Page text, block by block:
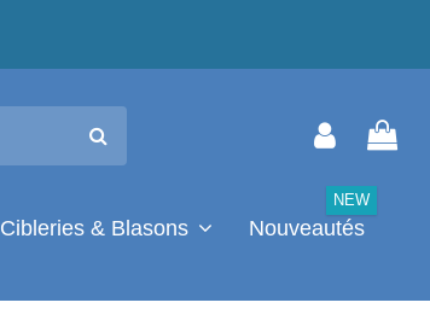
Cibleries & Blasons Nouveautés
NEW